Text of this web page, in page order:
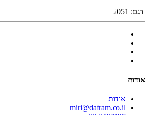
דגם: 2051
אודות
אודות
miri@dafram.co.il